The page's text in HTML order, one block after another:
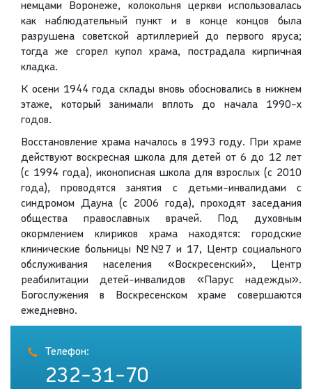
немцами Воронеже, колокольня церкви использовалась
как наблюдательный пункт и в конце концов была
разрушена советской артиллерией до первого яруса;
тогда же сгорел купол храма, пострадала кирпичная
кладка.
К осени 1944 года склады вновь обосновались в нижнем
этаже, который занимали вплоть до начала 1990-х
годов.
Восстановление храма началось в 1993 году. При храме
действуют воскресная школа для детей от 6 до 12 лет
(с 1994 года), иконописная школа для взрослых (с 2010
года), проводятся занятия с детьми-инвалидами с
синдромом Дауна (с 2006 года), проходят заседания
общества православных врачей. Под духовным
окормлением клириков храма находятся: городские
клинические больницы №№7 и 17, Центр социального
обслуживания населения «Воскресенский», Центр
реабилитации детей-инвалидов «Парус надежды».
Богослужения в Воскресенском храме совершаются
ежедневно.
Телефон:
232-31-70